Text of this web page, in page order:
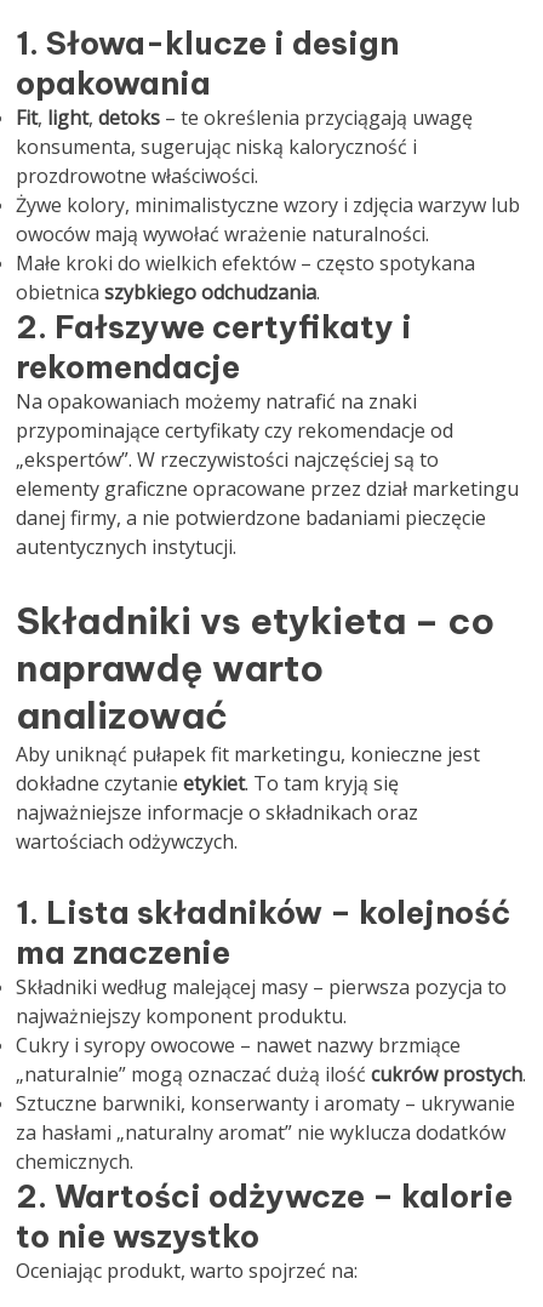
1. Słowa-klucze i design
opakowania
Fit, light,detoks – te określenia przyciągają uwagę
konsumenta, sugerując niską kaloryczność i
prozdrowotne właściwości.
Żywe kolory, minimalistyczne wzory i zdjęcia warzyw lub
owoców mają wywołać wrażenie naturalności.
Małe kroki do wielkich efektów – często spotykana
obietnicaszybkiego odchudzania.
2. Fałszywe certyfikaty i
rekomendacje
Na opakowaniach możemy natrafić na znaki
przypominające certyfikaty czy rekomendacje od
„ekspertów”. W rzeczywistości najczęściej są to
elementy graficzne opracowane przez dział marketingu
danej firmy, a nie potwierdzone badaniami pieczęcie
autentycznych instytucji.
Składniki vs etykieta – co
naprawdę warto
analizować
Aby uniknąć pułapek fit marketingu, konieczne jest
dokładne czytanieetykiet. To tam kryją się
najważniejsze informacje o składnikach oraz
wartościach odżywczych.
1. Lista składników – kolejność
ma znaczenie
Składniki według malejącej masy – pierwsza pozycja to
najważniejszy komponent produktu.
Cukry i syropy owocowe – nawet nazwy brzmiące
„naturalnie” mogą oznaczać dużą ilośćcukrów prostych.
Sztuczne barwniki, konserwanty i aromaty – ukrywanie
za hasłami „naturalny aromat” nie wyklucza dodatków
chemicznych.
2. Wartości odżywcze – kalorie
to nie wszystko
Oceniając produkt, warto spojrzeć na: